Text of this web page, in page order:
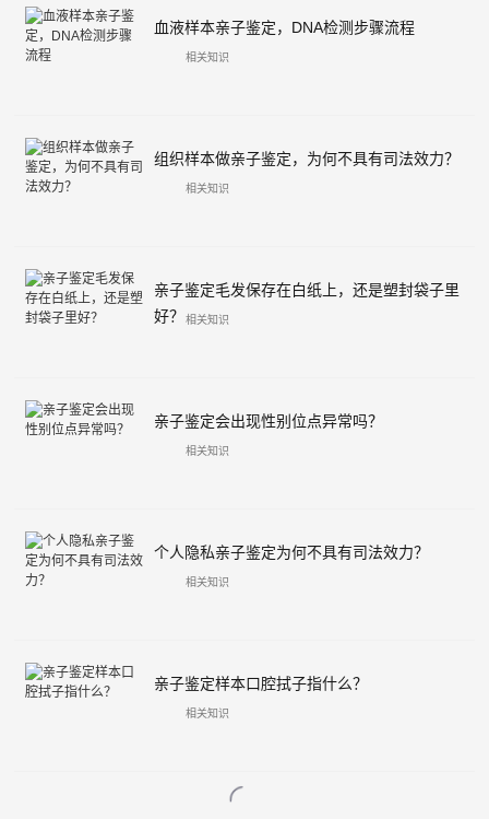
血液样本亲子鉴定，DNA检测步骤流程
相关知识
组织样本做亲子鉴定，为何不具有司法效力？
相关知识
亲子鉴定毛发保存在白纸上，还是塑封袋子里
好？
相关知识
亲子鉴定会出现性别位点异常吗？
相关知识
个人隐私亲子鉴定为何不具有司法效力？
相关知识
亲子鉴定样本口腔拭子指什么？
相关知识
